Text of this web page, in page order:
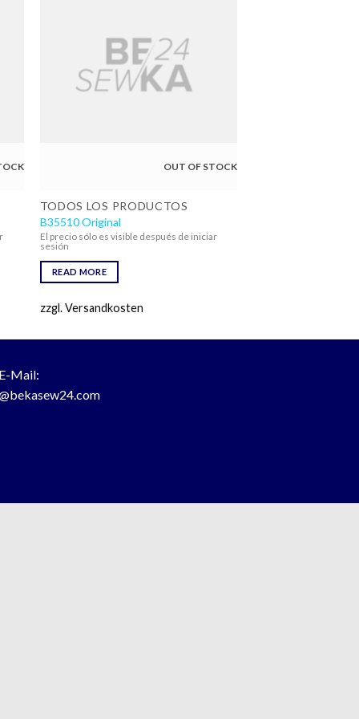
OUT OF STOCK
TODOS LOS PRODUCTOS
B35510 Original
El precio sólo es visible después de iniciar
sesión
READ MORE
zzgl. Versandkosten
Mail: